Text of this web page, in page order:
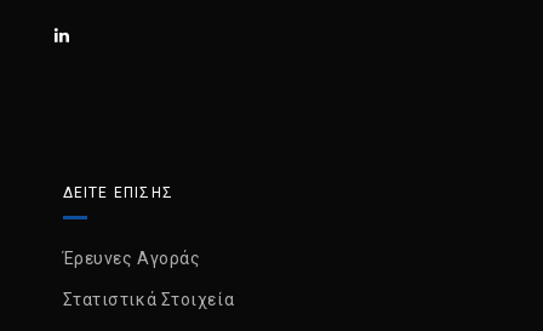
ΔΕΙΤΕ ΕΠΙΣΗΣ
Έρευνες Αγοράς
Στατιστικά Στοιχεία